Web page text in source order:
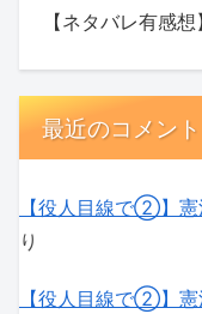
【ネタバレ有感
最近のコメント
【役人目線で②】
り
【役人目線で②】